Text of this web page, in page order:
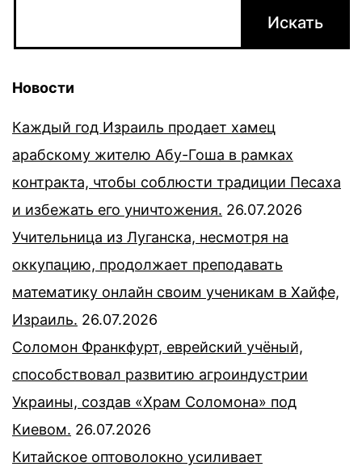
Новости
Каждый год Израиль продает хамец
арабскому жителю Абу-Гоша в рамках
контракта, чтобы соблюсти традиции Песаха
и избежать его уничтожения. 26.07.2026
Учительница из Луганска, несмотря на
оккупацию, продолжает преподавать
математику онлайн своим ученикам в Хайфе,
Израиль. 26.07.2026
Соломон Франкфурт, еврейский учёный,
способствовал развитию агроиндустрии
Украины, создав «Храм Соломона» под
Киевом. 26.07.2026
Китайское оптоволокно усиливает